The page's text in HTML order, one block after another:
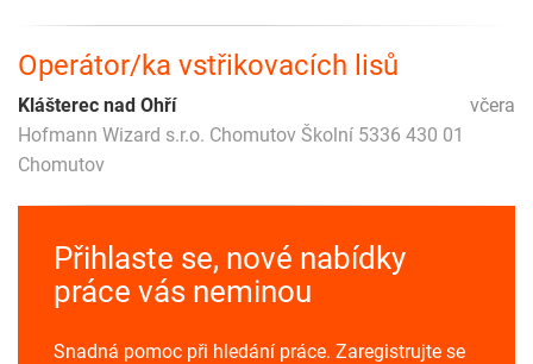
Operátor/ka vstřikovacích lisů
včera
Klášterec nad Ohří
Hofmann Wizard s.r.o. Chomutov Školní 5336 430 01
Chomutov
Přihlaste se, nové nabídky
práce vás neminou
Snadná pomoc při hledání práce. Zaregistrujte se